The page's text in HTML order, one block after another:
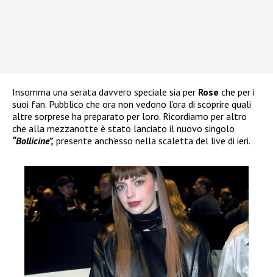
Insomma una serata davvero speciale sia per Rose che per i
suoi fan. Pubblico che ora non vedono l’ora di scoprire quali
altre sorprese ha preparato per loro. Ricordiamo per altro
che alla mezzanotte è stato lanciato il nuovo singolo
“Bollicine”, presente anch’esso nella scaletta del live di ieri.